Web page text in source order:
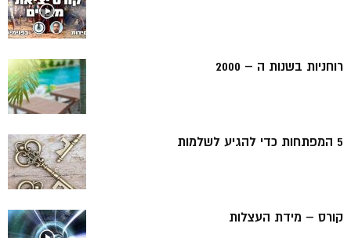
רוחניות בשנות ה – 2000
5 המפתחות כדי להגיע לשלמות
קורס – מידת העצלות